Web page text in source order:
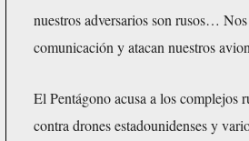
nuestros adversarios son rusos…
comunicación y atacan nuestros
El Pentágono acusa a los complejos
contra drones estadounidenses y